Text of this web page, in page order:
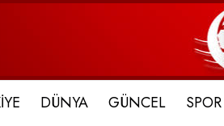
DÜNYA GÜNCEL SPOR